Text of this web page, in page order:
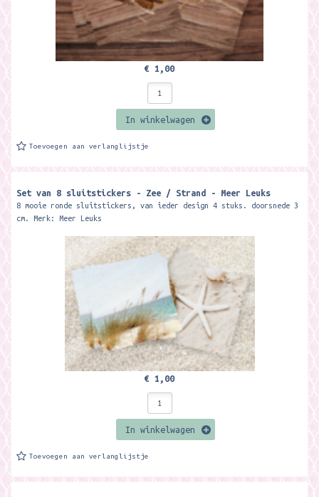
€ 1,00
In winkelwagen
Toevoegen aan verlanglijstje
Set van 8 sluitstickers - Zee / Strand - Meer Leuks
8 mooie ronde sluitstickers, van ieder design 4 stuks. doorsnede 3
cm. Merk: Meer Leuks
€ 1,00
In winkelwagen
Toevoegen aan verlanglijstje